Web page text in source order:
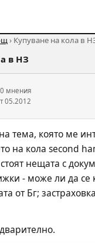
› Купуване на кола в
в НЗ
мнения
05.2012
тема, която ме
на кола second
нещата с
- може ли да се
от Бг;